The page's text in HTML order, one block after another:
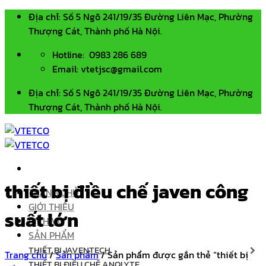
dung
Địa chỉ: Số 5 Ngõ 241/19/35 Đường Liên Mạc, Phường
Thượng Cát, Thành phố Hà Nội.
Hotline: 0983 286 689
Email: vtetjsc@gmail.com
Địa chỉ: Số 5 Ngõ 241/19/35 Đường Liên Mạc, Phường
Thượng Cát, Thành phố Hà Nội.
TRANG CHỦ
GIỚI THIỆU
DỊCH VỤ
SẢN PHẨM
THIẾT BỊ JAVENTECH
thiết bị điều chế javen công
suất lớn
Trang chủ/Sản phẩm/Sản phẩm được gắn thẻ “thiết bị